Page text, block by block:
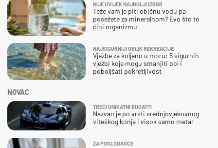
NOVAC
TREĆI UNIKATNI BUGATTI
Nazvan je po vrsti srednjovjekovnog
viteškog konja i visok samo metar
ZA POSLODAVCE
NIJE UVIJEK NAJBOLJI IZBOR
Teže vam je piti običnu vodu pa
posežete za mineralnom? Evo što to
čini organizmu
NAJSIGURNIJI OBLIK REKREACIJE
Vježbe za koljeno u moru: 5 sigurnih
vježbi koje mogu smanjiti bol i
poboljšati pokretljivost